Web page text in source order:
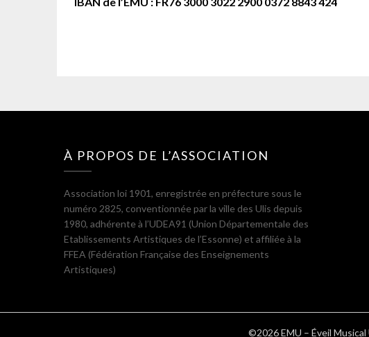
À PROPOS DE L’ASSOCIATION
Association loi 1901, enregistrée en préfecture sous le
numéro 2825, conventionnée par la ville des Ulis depuis
1980, adhérente à l’UDEA91 (Union Départementale des
Etablissements Artistiques de l’Essonne) et affiliée à la
FFEA (Fédération Française des Enseignements
Artistiques)
©2026 EMU – Éveil Musical